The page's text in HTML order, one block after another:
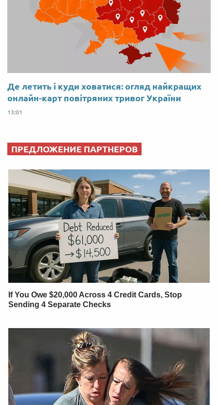
Де летить і куди ховатися: огляд найкращих
онлайн-карт повітряних тривог України
13:01
ПРЕДЛОЖЕНИЕ ПАРТНЕРОВ
If You Owe $20,000 Across 4 Credit Cards, Stop
Sending 4 Separate Checks